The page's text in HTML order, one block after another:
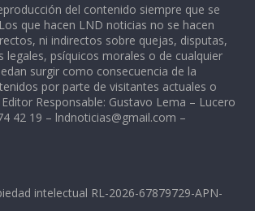
del contenido siempre que se
que hacen LND noticias no se hacen
ni indirectos sobre quejas, disputas,
legales, psíquicos morales o de cualquier
surgir como consecuencia de la
por parte de visitantes actuales o
Responsable: Gustavo Lema – Lucero
42 19 – lndnoticias@gmail.com –
intelectual RL-2026-67879729-APN-